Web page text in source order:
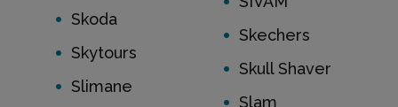
Skoda
Skytours
Slimane
Skechers
Skull Shaver
Slam